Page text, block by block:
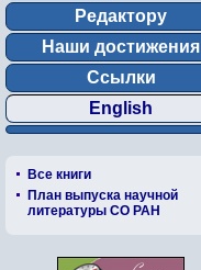
Редактору
Наши достижения
Ссылки
English
Все книги
План выпуска научной
литературы СО РАН